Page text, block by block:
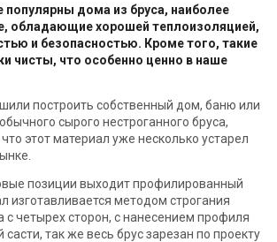
популярны дома из бруса, наиболее
обладающие хорошей теплоизоляцией,
и безопасностью. Кроме того, такие
чисты, что особенно ценно в наше
построить собственный дом, баню или
сырого нестроганного бруса,
этот материал уже несколько устарел
позиции выходит профилированный
изготавливается методом строгания
с четырех сторон, с нанесением профиля
так же весь брус зарезан по проекту